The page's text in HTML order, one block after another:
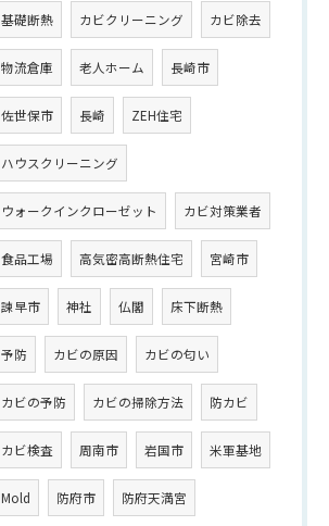
基礎断熱 カビクリーニング カビ除去
物流倉庫 老人ホーム 長崎市
佐世保市 長崎 ZEH住宅
ハウスクリーニング
ウォークインクローゼット カビ対策業者
食品工場 高気密高断熱住宅 宮崎市
諫早市 神社 仏閣 床下断熱
予防 カビの原因 カビの匂い
カビの予防 カビの掃除方法 防カビ
カビ検査 周南市 岩国市 米軍基地
Mold 防府市 防府天満宮